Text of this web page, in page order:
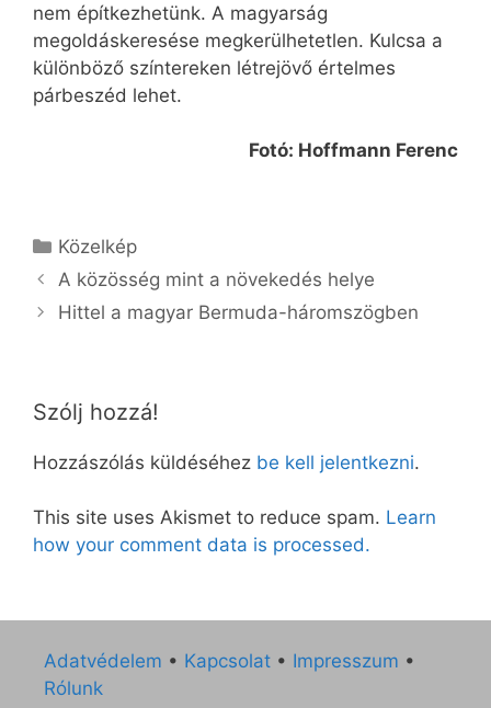
nem építkezhetünk. A magyarság
megoldáskeresése megkerülhetetlen. Kulcsa a
különböző színtereken létrejövő értelmes
párbeszéd lehet.
Fotó: Hoffmann Ferenc
Kategória
Közelkép
A közösség mint a növekedés helye
Hittel a magyar Bermuda-háromszögben
Szólj hozzá!
Hozzászólás küldéséhez be kell jelentkezni.
This site uses Akismet to reduce spam. Learn
how your comment data is processed.
Adatvédelem • Kapcsolat • Impresszum •
Rólunk